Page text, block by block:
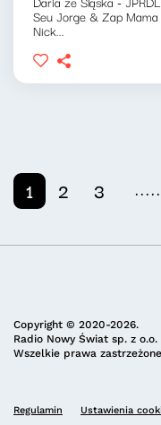
Seu Jorge & Zap
Nick...
1 2 3
Copyright © 2020-2026.
Radio Nowy Świat sp. z o.o.
Wszelkie prawa
Regulamin Ustawienia